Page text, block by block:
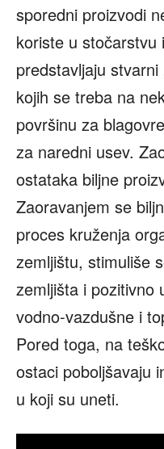
sporedni proizvodi
koriste u stočarstvu
predstavljaju stvarni
kojih se treba na
površinu za
za naredni usev.
ostataka biljne
Zaoravanjem se
proces kruženja
zemljištu, stimuliše
zemljišta i pozitivno
vodno-vazdušne i
Pored toga, na
ostaci poboljšavaju
u koji su uneti.